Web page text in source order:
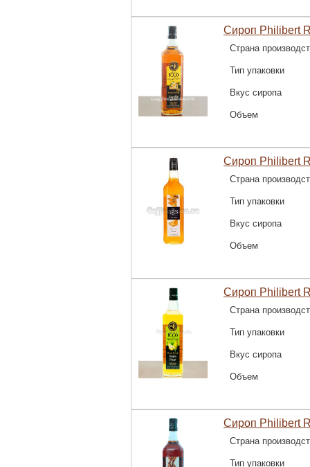
Сироп Philibert
Страна
Тип упаковки
Вкус сиропа
Объем
Сироп Philibert
Страна
Тип упаковки
Вкус сиропа
Объем
Сироп Philibert
Страна
Тип упаковки
Вкус сиропа
Объем
Сироп Philibert
Страна
Тип упаковки